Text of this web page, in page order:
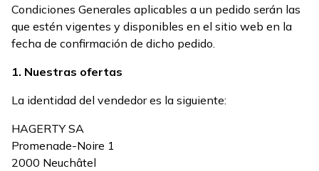
Condiciones Generales aplicables a un pedido serán las
que estén vigentes y disponibles en el sitio web en la
fecha de confirmación de dicho pedido.
1. Nuestras ofertas
La identidad del vendedor es la siguiente:
HAGERTY SA
Promenade-Noire 1
2000 Neuchâtel